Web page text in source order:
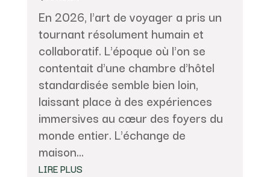
En 2026, l'art de voyager a pris un
tournant résolument humain et
collaboratif. L'époque où l'on se
contentait d'une chambre d'hôtel
standardisée semble bien loin,
laissant place à des expériences
immersives au cœur des foyers du
monde entier. L'échange de
maison...
LIRE PLUS